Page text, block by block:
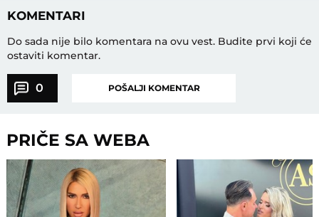
KOMENTARI
Do sada nije bilo komentara na ovu vest. Budite prvi koji će
ostaviti komentar.
0 POŠALJI KOMENTAR
PRIČE SA WEBA